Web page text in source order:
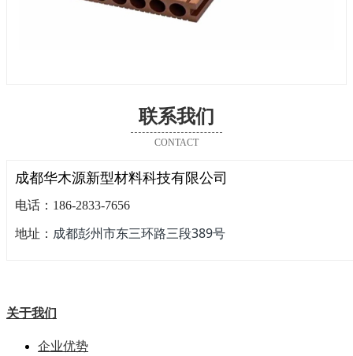
联系我们
CONTACT
成都华木源新型材料科技有限公司
电话：186-2833-7656
地址： 成都彭州市东三环路三段389号
关于我们
企业优势